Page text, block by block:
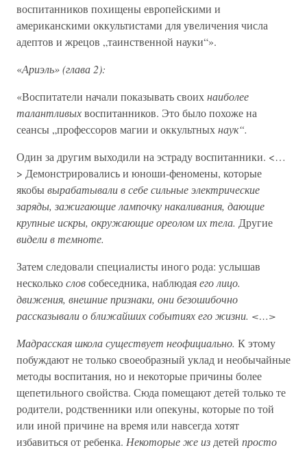
воспитанников похищены европейскими и
американскими оккультистами для увеличения числа
адептов и жрецов „таинственной науки“».
«Ариэль» (глава 2):
«Воспитатели начали показывать своихнаиболее
талантливыхвоспитанников. Это было похоже на
сеансы „профессоров магии и оккультныхнаук“.
Один за другим выходили на эстраду воспитанники. <…
> Демонстрировались и юноши-феномены, которые
якобывырабатывали в себе сильные электрические
заряды, зажигающие лампочку накаливания, дающие
крупные искры, окружающие ореолом их тела. Другие
видели в темноте.
Затем следовали специалисты иного рода: услышав
несколькословсобеседника, наблюдаяего лицо.
движения, внешние признаки, они безошибочно
рассказывали о ближайших событиях его жизни. <…>
Мадрасская школа существует неофициально. К этому
побуждают не только своеобразный уклад и необычайные
методы воспитания, но и некоторые причины более
щепетильного свойства. Сюда помещают детей только те
родители, родственники или опекуны, которые по той
или иной причине на время или навсегда хотят
избавиться от ребенка. Некоторые же из детей просто